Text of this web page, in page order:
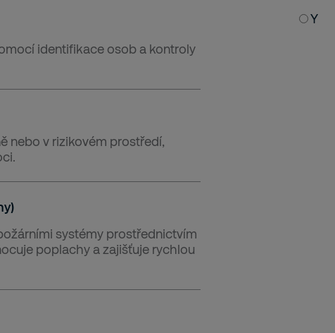
identifikace osob a kontroly
nebo v rizikovém prostředí,
systémy prostřednictvím
poplachy a zajišťuje rychlou
Y